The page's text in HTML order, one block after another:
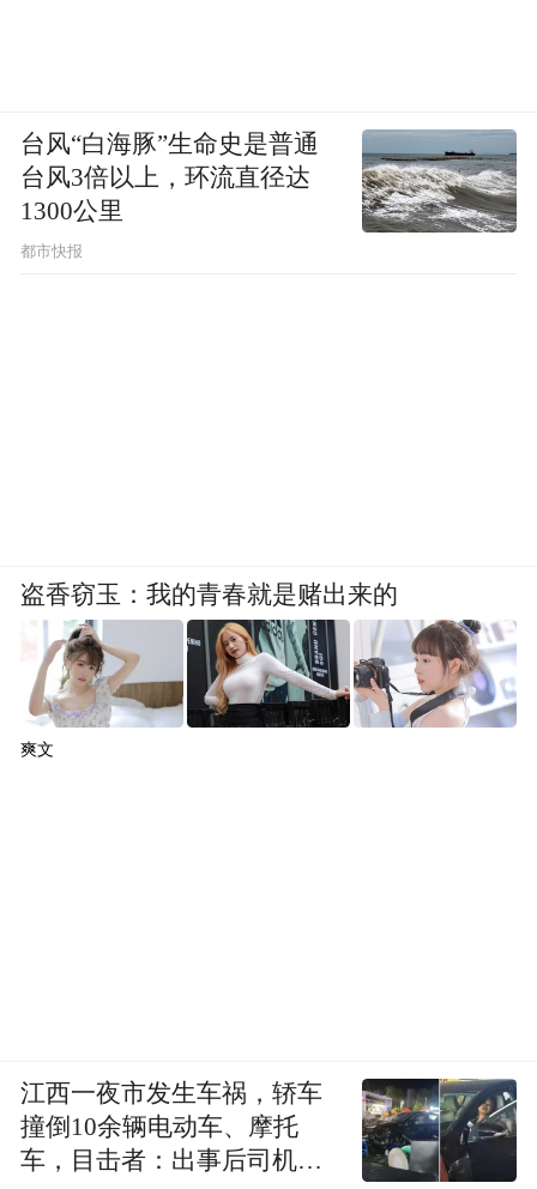
台风“白海豚”生命史是普通
台风3倍以上，环流直径达
1300公里
都市快报
盗香窃玉：我的青春就是赌出来的
爽文
江西一夜市发生车祸，轿车
撞倒10余辆电动车、摩托
车，目击者：出事后司机一